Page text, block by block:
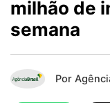
milhão de
semana
Por